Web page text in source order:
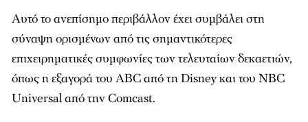
Αυτό το ανεπίσημο περιβάλλον έχει συμβάλει στη
σύναψη ορισμένων από τις σημαντικότερες
επιχειρηματικές συμφωνίες των τελευταίων δεκαετιών,
όπως η εξαγορά του ABC από τη Disney και του NBC
Universal από την Comcast.